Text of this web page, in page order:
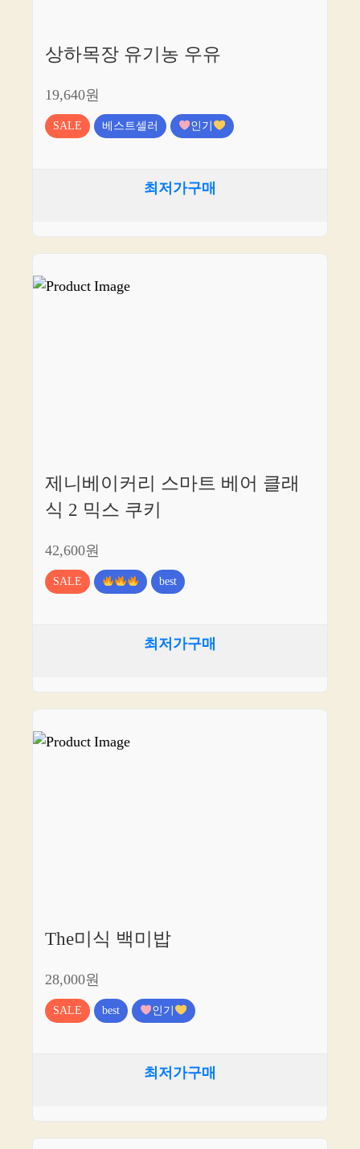
상하목장 유기농 우유
19,640원
SALE 베스트셀러 인기
최저가구매
제니베이커리 스마트 베어 클래
식 2 믹스 쿠키
42,600원
SALE best
최저가구매
The미식 백미밥
28,000원
SALE best 인기
최저가구매